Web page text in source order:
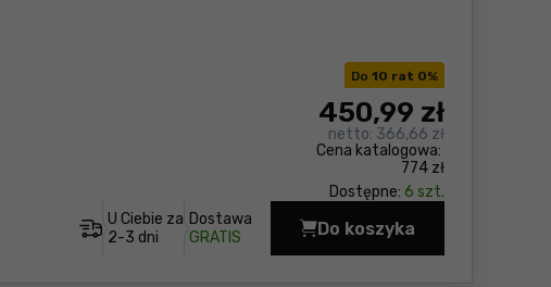
Do 10 rat 0%
Cena katalogowa:
774 zł
450,99 zł
netto: 366,66 zł
Dostępne: 6 szt.
U Ciebie za
2-3 dni
Dostawa
GRATIS
Do koszyka
Nożyce do żywopłotu